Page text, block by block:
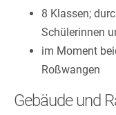
8 Klassen;
Schülerinnen
im Moment
Roßwangen
Gebäude und